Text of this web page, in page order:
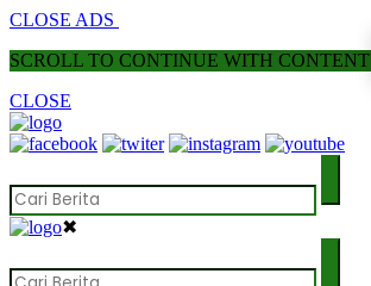
CLOSE ADS
SCROLL TO CONTINUE WITH CONTENT
CLOSE
✖